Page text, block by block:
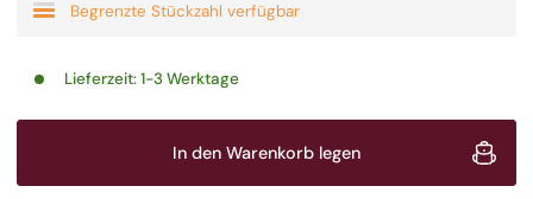
Begrenzte Stückzahl verfügbar
Lieferzeit:1-3 Werktage
In den Warenkorb legen